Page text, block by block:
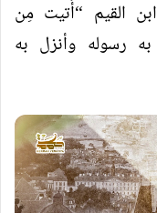
القيم “أُتيت مِن
رسوله وأنزل به